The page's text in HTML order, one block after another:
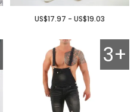
US$17.97 - US$19.03
3+